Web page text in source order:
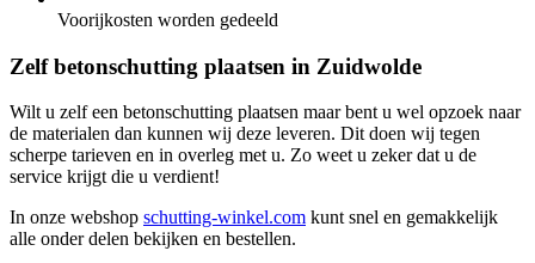
Voorijkosten worden gedeeld
Zelf betonschutting plaatsen in Zuidwolde
Wilt u zelf een betonschutting plaatsen maar bent u wel opzoek naar
de materialen dan kunnen wij deze leveren. Dit doen wij tegen
scherpe tarieven en in overleg met u. Zo weet u zeker dat u de
service krijgt die u verdient!
In onze webshop schutting-winkel.com kunt snel en gemakkelijk
alle onder delen bekijken en bestellen.